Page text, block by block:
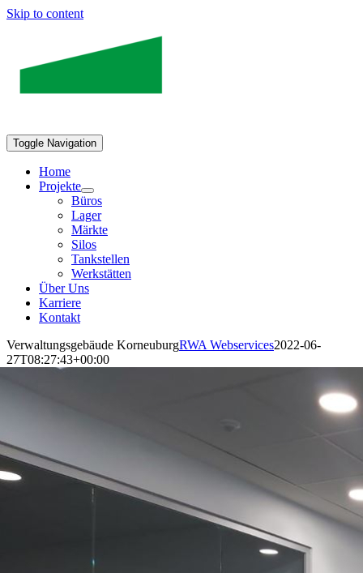
Skip to content
Toggle Navigation
Home
Projekte
Büros
Lager
Märkte
Silos
Tankstellen
Werkstätten
Über Uns
Karriere
Kontakt
Verwaltungsgebäude KorneuburgRWA Webservices2022-06-
27T08:27:43+00:00